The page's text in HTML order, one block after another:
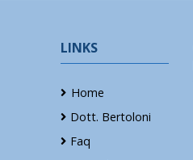
LINKS
Home
Dott. Bertoloni
Faq